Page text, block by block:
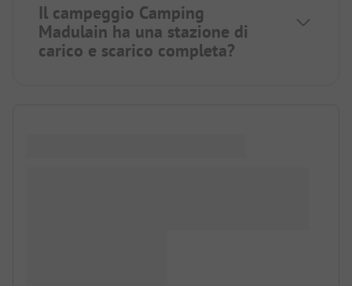
Il campeggio Camping
Madulain ha una stazione di
carico e scarico completa?